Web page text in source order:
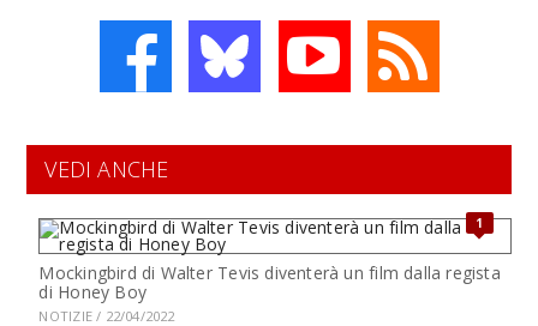
VEDI ANCHE
1
Mockingbird di Walter Tevis diventerà un film dalla regista
di Honey Boy
NOTIZIE / 22/04/2022